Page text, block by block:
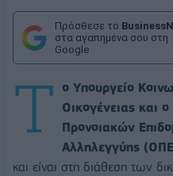
Πρόσθεσε το
στα αγαπημένα σου στη
Google
Τ
ο Υπουργείο
Οικογένειας και
Προνοιακών
Αλληλεγγύης
και είναι στη διάθεση των